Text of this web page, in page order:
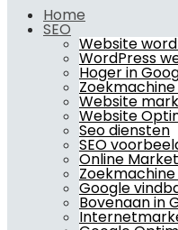
Home
SEO
Website
WordPress
Hoger in
Website
Website
Seo diensten
SEO
Online
Google
Bovenaan in